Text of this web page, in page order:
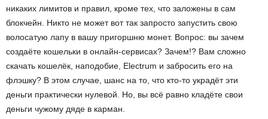
никаких лимитов и правил, кроме тех, что заложены в сам
блокчейн. Никто не может вот так запросто запустить свою
волосатую лапу в вашу пригоршню монет. Вопрос: вы зачем
создаёте кошельки в онлайн-сервисах? Зачем!? Вам сложно
скачать кошелёк, наподобие, Electrum и забросить его на
флэшку? В этом случае, шанс на то, что кто-то украдёт эти
деньги практически нулевой. Но, вы всё равно кладёте свои
деньги чужому дяде в карман.